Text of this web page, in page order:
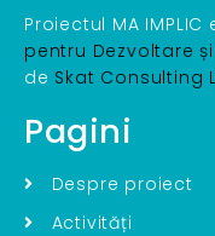
Proiectul MA
pentru Dezvoltare
de Skat Consulting
Pagini
Despre proiect
Activități